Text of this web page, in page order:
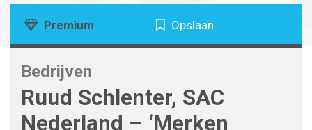
Premium Opslaan
Bedrijven
Ruud Schlenter, SAC
Nederland – ‘Merken